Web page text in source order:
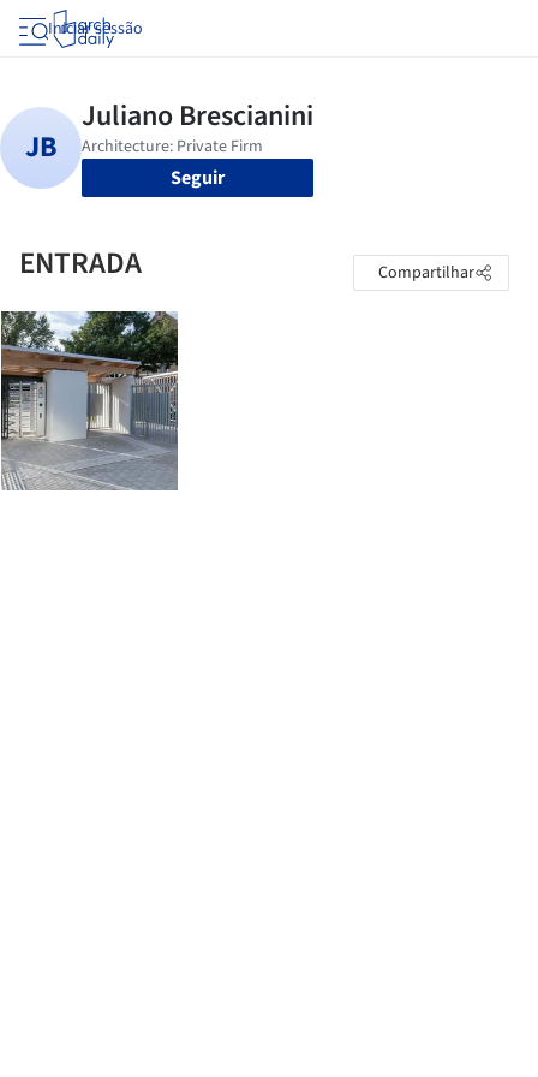
Iniciar sessão
Seguir
ENTRADA Compartilhar